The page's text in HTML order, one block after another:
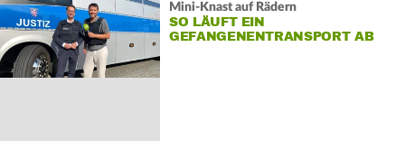
Mini-Knast auf Rädern
SO LÄUFT EIN
GEFANGENENTRANSPORT AB